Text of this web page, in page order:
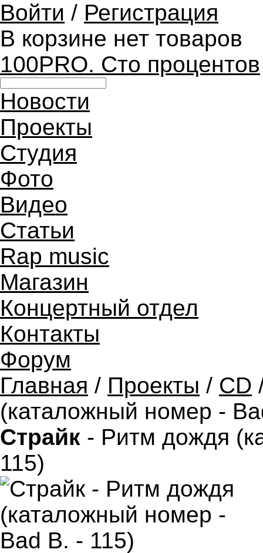
Войти / Регистрация
В корзине нет товаров
100PRO. Сто процентов
Новости
Проекты
Студия
Фото
Видео
Статьи
Rap music
Магазин
Концертный отдел
Контакты
Форум
Главная / Проекты / CD
(каталожный номер -
Страйк - Ритм дождя
115)